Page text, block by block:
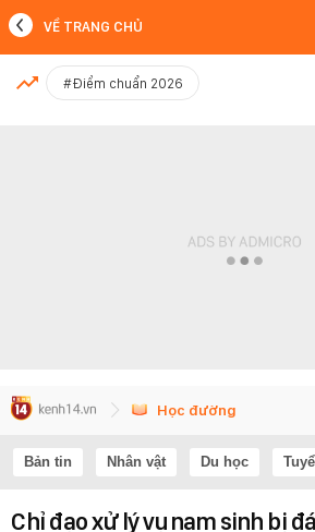
MỚI NHẤT
VỀ TRANG CHỦ
#Điểm chuẩn 2026
Học đường
Bản tin Nhân vật Du học
Chỉ đạo xử lý vụ nam sinh bị